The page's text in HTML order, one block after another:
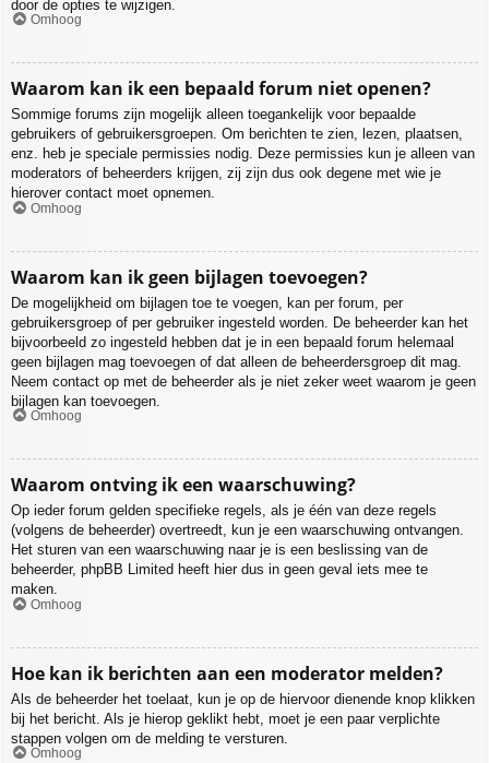
door de opties te wijzigen.
Omhoog
Waarom kan ik een bepaald forum niet openen?
Sommige forums zijn mogelijk alleen toegankelijk voor bepaalde
gebruikers of gebruikersgroepen. Om berichten te zien, lezen, plaatsen,
enz. heb je speciale permissies nodig. Deze permissies kun je alleen van
moderators of beheerders krijgen, zij zijn dus ook degene met wie je
hierover contact moet opnemen.
Omhoog
Waarom kan ik geen bijlagen toevoegen?
De mogelijkheid om bijlagen toe te voegen, kan per forum, per
gebruikersgroep of per gebruiker ingesteld worden. De beheerder kan het
bijvoorbeeld zo ingesteld hebben dat je in een bepaald forum helemaal
geen bijlagen mag toevoegen of dat alleen de beheerdersgroep dit mag.
Neem contact op met de beheerder als je niet zeker weet waarom je geen
bijlagen kan toevoegen.
Omhoog
Waarom ontving ik een waarschuwing?
Op ieder forum gelden specifieke regels, als je één van deze regels
(volgens de beheerder) overtreedt, kun je een waarschuwing ontvangen.
Het sturen van een waarschuwing naar je is een beslissing van de
beheerder, phpBB Limited heeft hier dus in geen geval iets mee te
maken.
Omhoog
Hoe kan ik berichten aan een moderator melden?
Als de beheerder het toelaat, kun je op de hiervoor dienende knop klikken
bij het bericht. Als je hierop geklikt hebt, moet je een paar verplichte
stappen volgen om de melding te versturen.
Omhoog